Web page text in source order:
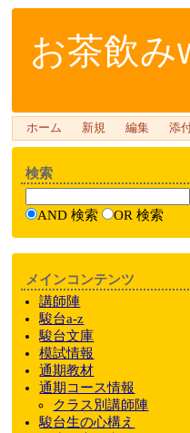
お茶飲み
ホーム 新規 編集 添
検索
AND 検索 OR 検索
メインコンテンツ
講師陣
駿台a-z
駿台文庫
模試情報
通期教材
通期 コース情報
クラス別講師陣
駿台生の心構え